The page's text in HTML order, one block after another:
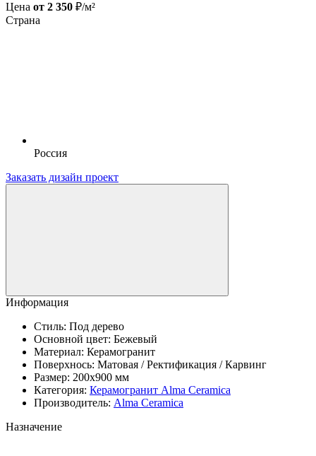
Цена от 2 350 ₽/м²
Страна
Россия
Заказать дизайн проект
Информация
Стиль: Под дерево
Основной цвет: Бежевый
Материал: Керамогранит
Поверхнось: Матовая / Ректификация / Карвинг
Размер: 200x900 мм
Категория: Керамогранит Alma Ceramica
Производитель: Alma Ceramica
Назначение